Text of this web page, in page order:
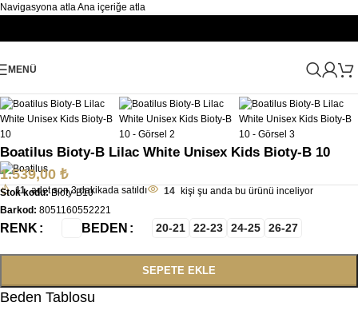
Navigasyona atlaAna içeriğe atla
MENÜ
Ana Sayfa
Boatilus Bioty-B Lilac White Unisex Kids Bioty-B 10
1.539,00 ₺
11 adet son 3 dakikada satıldı 14 kişi şu anda bu ürünü inceliyor
Stok kodu:Bioty-B10
Barkod: 8051160552221
RENK BEDEN 20-21 22-23 24-25 26-27
SEPETE EKLE
Beden Tablosu